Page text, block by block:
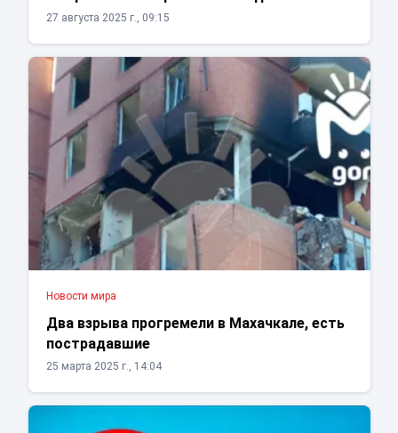
27 августа 2025 г., 09:15
Новости мира
Два взрыва прогремели в Махачкале, есть
пострадавшие
25 марта 2025 г., 14:04